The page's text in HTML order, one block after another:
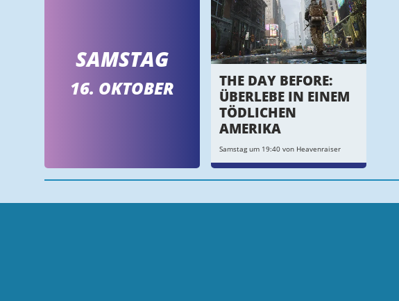
SAMSTAG
16. OKTOBER
THE DAY BEFORE:
ÜBERLEBE IN EINEM
TÖDLICHEN
AMERIKA
Samstag um 19:40 von Heavenraiser